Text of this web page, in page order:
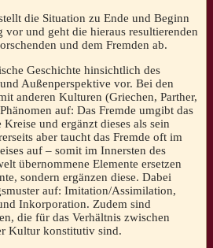
die Situation zu Ende und Beginn
vor und geht die hieraus resultierenden
und dem Fremden ab.
Geschichte hinsichtlich des
Außenperspektive vor. Bei den
anderen Kulturen (Griechen, Parther,
auf: Das Fremde umgibt das
und ergänzt dieses als sein
aber taucht das Fremde oft im
auf – somit im Innersten des
übernommene Elemente ersetzen
sondern ergänzen diese. Dabei
auf: Imitation/Assimilation,
Inkorporation. Zudem sind
die für das Verhältnis zwischen
Kultur konstitutiv sind.